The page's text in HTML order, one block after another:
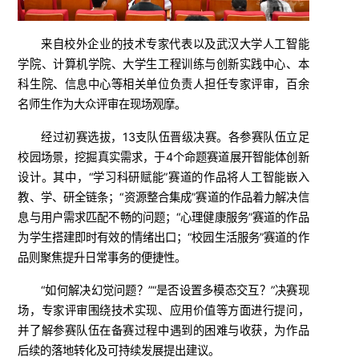
来自校外企业的技术专家代表以及武汉大学人工智能
学院、计算机学院、大学生工程训练与创新实践中心、本
科生院、信息中心等相关单位负责人担任专家评审，百余
名师生作为大众评审在现场观摩。
经过初赛选拔，13支队伍晋级决赛。各参赛队伍立足
校园场景，挖掘真实需求，于4个命题赛道展开智能体创新
设计。其中，“学习科研赋能”赛道的作品将人工智能嵌入
教、学、研全链条；“资源整合集成”赛道的作品着力解决信
息与用户需求匹配不畅的问题；“心理健康服务”赛道的作品
为学生搭建即时有效的情绪出口；“校园生活服务”赛道的作
品则聚焦提升日常事务的便捷性。
“如何解决幻觉问题？”“是否设置多模态交互？”决赛现
场，专家评审围绕技术实现、应用价值等方面进行提问，
并了解参赛队伍在备赛过程中遇到的困难与收获，为作品
后续的落地转化及可持续发展提出建议。